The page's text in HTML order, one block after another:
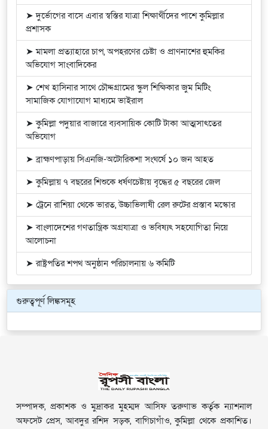
➤ দুর্ভোগের বাসে এবার স্বস্তির যাত্রা শিক্ষার্থীদের পাশে কুমিল্লার
প্রশাসক
➤ মামলা প্রত্যাহারে চাপ, অপহরণের চেষ্টা ও প্রাণনাশের হুমকির
অভিযোগ সাংবাদিকের
➤ শেখ হাসিনার সাথে চৌদ্দগ্রামের স্কুল শিক্ষিকার জুম মিটিং
সামাজিক যোগাযোগ মাধ্যমে ভাইরাল
➤ কুমিল্লা পদুয়ার বাজারে ব্যবসায়িক কোটি টাকা আত্মসাৎতের
অভিযোগ
➤ ব্রাহ্মণপাড়ায় সিএনজি-অটোরিকশা সংঘর্ষে ১০ জন আহত
➤ কুমিল্লায় ৭ বছরের শিশুকে ধর্ষণচেষ্টায় বৃদ্ধের ৫ বছরের জেল
➤ ট্রেনে রাশিয়া থেকে ভারত, উচ্চাভিলাষী রেল রুটের প্রস্তাব মস্কোর
➤ বাংলাদেশের গণতান্ত্রিক অগ্রযাত্রা ও ভবিষ্যৎ সহযোগিতা নিয়ে
আলোচনা
➤ রাষ্ট্রপতির শপথ অনুষ্ঠান পরিচালনায় ৬ কমিটি
গুরুত্বপূর্ণ লিঙ্কসমূহ
সম্পাদক, প্রকাশক ও মুদ্রাকর মুহম্মদ আসিফ তরুণাভ কর্তৃক ন্যাশনাল
অফসেট প্রেস, আবদুর রশিদ সড়ক, বাগিচাগাঁও, কুমিল্লা থেকে প্রকাশিত।